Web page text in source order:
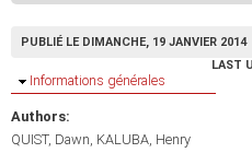
PUBLIÉ LE DIMANCHE, 19 JANVIER 2014
LAST
Masquer
Informations générales
Authors:
QUIST, Dawn KALUBA, Henry